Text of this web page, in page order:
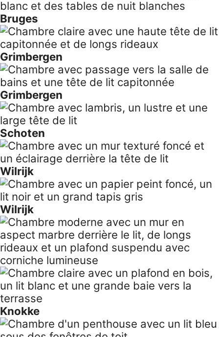
Bruges
Grimbergen
Grimbergen
Schoten
Wilrijk
Wilrijk
Knokke
Penthouse Bruxelles
Wilrijk